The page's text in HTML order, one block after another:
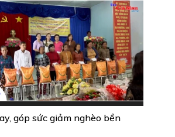
góp sức giảm nghèo bền